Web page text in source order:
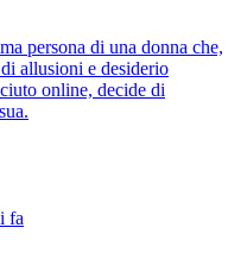
persona di una donna che,
allusioni e desiderio
online, decide di
fa